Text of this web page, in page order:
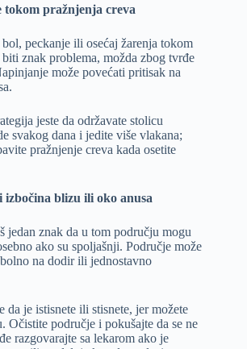
tokom pražnjenja creva
peckanje ili osećaj žarenja tokom
znak problema, možda zbog tvrđe
može povećati pritisak na
jeste da održavate stolicu
svakog dana i jedite više vlakana;
pražnjenje creva kada osetite
blizu ili oko anusa
jedan znak da u tom području mogu
ako su spoljašnji. Područje može
na dodir ili jednostavno
da je istisnete ili stisnete, jer možete
Očistite područje i pokušajte da se ne
razgovarajte sa lekarom ako je